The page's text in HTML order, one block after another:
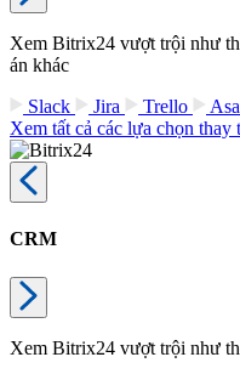
Xem Bitrix24 vượt trội như
án khác
Slack
Jira Trello
Xem tất cả các lựa chọn thay
CRM
Xem Bitrix24 vượt trội như